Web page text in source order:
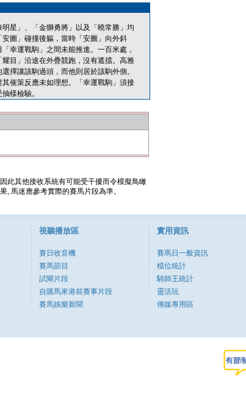
星」、「金獅勇將」以及「曉常勝」均
圖」碰撞後軀，當時「安圖」向外斜
幸運戰駒」之間未能推進。一百米處，
目」沿途在外疊競跑，沒有遮擋。高雅
擇讓該駒過頭，而他則居於該駒外側。
催策反應未如理想。「幸運戰駒」須接
樣檢驗。
此其他接收系統有可能受干擾而令模擬鳥瞰
馬迷應參考實際的賽馬片段為準。
視聽播放區
賽日收音機
賽馬節目
試閘片段
自購馬來港前賽事片段
賽馬娛樂新聞
實用資訊
賽馬日一般資訊
檔位統計
騎師王統計
靈活玩
傳媒專用區